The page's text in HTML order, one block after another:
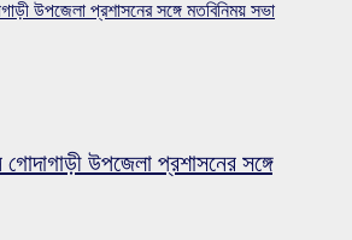
উপজেলা প্রশাসনের সঙ্গে মতবিনিময় সভা
উপজেলা প্রশাসনের সঙ্গে